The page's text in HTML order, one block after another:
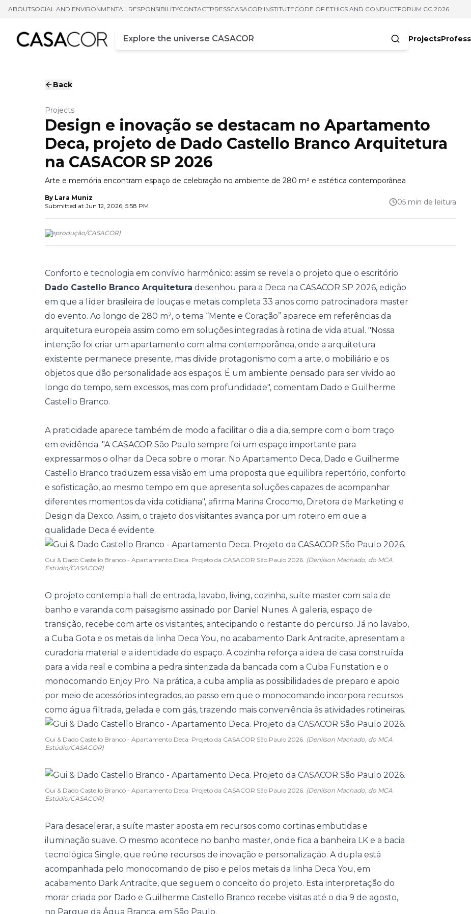
ABOUTSOCIAL AND ENVIRONMENTAL RESPONSIBILITYCONTACTPRESSCASACOR INSTITUTECODE OF ETHICS AND CONDUCTFORUM CC 2026
Campo de busca
Enter at least three characters
Projects
Back
Projects
Design e inovação se destacam no Apartamento
Deca, projeto de Dado Castello Branco Arquitetura
na CASACOR SP 2026
Arte e memória encontram espaço de celebração no ambiente de 280 m² e estética contemporânea
By Lara Muniz
Submitted at Jun 12, 2026, 5:58 PM 05 min de leitura
(Reprodução/CASACOR)
Conforto e tecnologia em convívio harmônico: assim se revela o projeto que o escritório
Dado Castello Branco Arquitetura desenhou para a Deca na CASACOR SP 2026, edição
em que a líder brasileira de louças e metais completa 33 anos como patrocinadora master
do evento. Ao longo de 280 m², o tema “Mente e Coração” aparece em referências da
arquitetura europeia assim como em soluções integradas à rotina de vida atual. "Nossa
intenção foi criar um apartamento com alma contemporânea, onde a arquitetura
existente permanece presente, mas divide protagonismo com a arte, o mobiliário e os
objetos que dão personalidade aos espaços. É um ambiente pensado para ser vivido ao
longo do tempo, sem excessos, mas com profundidade", comentam Dado e Guilherme
Castello Branco.
A praticidade aparece também de modo a facilitar o dia a dia, sempre com o bom traço
em evidência. "A CASACOR São Paulo sempre foi um espaço importante para
expressarmos o olhar da Deca sobre o morar. No Apartamento Deca, Dado e Guilherme
Castello Branco traduzem essa visão em uma proposta que equilibra repertório, conforto
e sofisticação, ao mesmo tempo em que apresenta soluções capazes de acompanhar
diferentes momentos da vida cotidiana", afirma Marina Crocomo, Diretora de Marketing e
Design da Dexco. Assim, o trajeto dos visitantes avança por um roteiro em que a
qualidade Deca é evidente.
Gui & Dado Castello Branco - Apartamento Deca. Projeto da CASACOR São Paulo 2026. (Denilson Machado, do MCA
Estúdio/CASACOR)
O projeto contempla hall de entrada, lavabo, living, cozinha, suíte master com sala de
banho e varanda com paisagismo assinado por Daniel Nunes. A galeria, espaço de
transição, recebe com arte os visitantes, antecipando o restante do percurso. Já no lavabo,
a Cuba Gota e os metais da linha Deca You, no acabamento Dark Antracite, apresentam a
curadoria material e a identidade do espaço. A cozinha reforça a ideia de casa construída
para a vida real e combina a pedra sinterizada da bancada com a Cuba Funstation e o
monocomando Enjoy Pro. Na prática, a cuba amplia as possibilidades de preparo e apoio
por meio de acessórios integrados, ao passo em que o monocomando incorpora recursos
como água filtrada, gelada e com gás, trazendo mais conveniência às atividades rotineiras.
Gui & Dado Castello Branco - Apartamento Deca. Projeto da CASACOR São Paulo 2026. (Denilson Machado, do MCA
Estúdio/CASACOR)
Gui & Dado Castello Branco - Apartamento Deca. Projeto da CASACOR São Paulo 2026. (Denilson Machado, do MCA
Estúdio/CASACOR)
Para desacelerar, a suíte master aposta em recursos como cortinas embutidas e
iluminação suave. O mesmo acontece no banho master, onde fica a banheira LK e a bacia
tecnológica Single, que reúne recursos de inovação e personalização. A dupla está
acompanhada pelo monocomando de piso e pelos metais da linha Deca You, em
acabamento Dark Antracite, que seguem o conceito do projeto. Esta interpretação do
morar criada por Dado e Guilherme Castello Branco recebe visitas até o dia 9 de agosto,
no Parque da Água Branca, em São Paulo.